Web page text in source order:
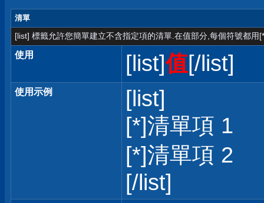
清單
[list] 標籤允許您簡單建立不含指定項的清單.在值部分,每個符號都用
使用 [list]值[/list]
使用示例
[list]
[*]清單項 1
[*]清單項 2
[/list]